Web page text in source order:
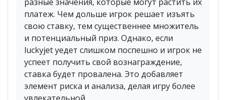
платеж. Чем дольше игрок решает изъять
свою ставку, тем существеннее множитель
и потенциальный приз. Однако, если
luckyjet уедет слишком поспешно и игрок не
успеет получить свой вознаграждение,
ставка будет провалена. Это добавляет
элемент риска и анализа, делая игру более